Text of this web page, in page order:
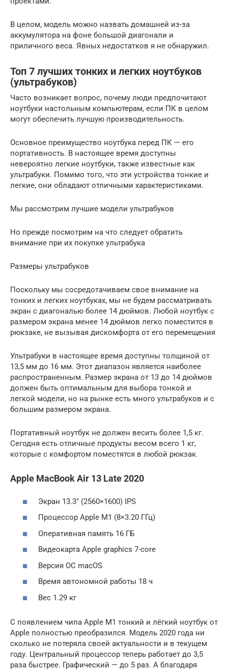
В целом, модель можно назвать домашней из-за
аккумулятора на фоне большой диагонали и
приличного веса. Явных недостатков я не обнаружил.
Топ 7 лучших тонких и легких ноутбуков
(ультрабуков)
Часто возникает вопрос, почему люди предпочитают
ноутбуки настольным компьютерам, если ПК в целом
могут обеспечить лучшую производительность.
Основное преимущество ноутбука перед ПК — его
портативность. В настоящее время доступны
невероятно легкие ноутбуки, также известные как
ультрабуки. Помимо того, что эти устройства тонкие и
легкие, они обладают отличными характеристиками.
Мы рассмотрим лучшие модели ультрабуков
Но прежде посмотрим на что следует обратить
внимание при их покупке ультрабука
Размеры ультрабуков
Поскольку мы сосредотачиваем свое внимание на
тонких и легких ноутбуках, мы не будем рассматривать
экран с диагональю более 14 дюймов. Любой ноутбук с
размером экрана менее 14 дюймов легко поместится в
рюкзаке, не вызывая дискомфорта от его перемещения
Ультрабуки в настоящее время доступны толщиной от
13,5 мм до 16 мм. Этот диапазон является наиболее
распространенным. Размер экрана от 13 до 14 дюймов
должен быть оптимальным для выбора тонкой и
легкой модели, но на рынке есть много ультрабуков и с
большим размером экрана.
Портативный ноутбук не должен весить более 1,5 кг.
Сегодня есть отличные продукты весом всего 1 кг,
которые с комфортом поместятся в любой рюкзак.
Apple MacBook Air 13 Late 2020
Экран 13.3″ (2560×1600) IPS
Процессор Apple M1 (8×3.20 ГГц)
Оперативная память 16 ГБ
Видеокарта Apple graphics 7-core
Версия ОС macOS
Время автономной работы 18 ч
Вес 1.29 кг
С появлением чипа Apple M1 тонкий и лёгкий ноутбук от
Apple полностью преобразился. Модель 2020 года ни
сколько не потеряла своей актуальности и в текущем
году. Центральный процессор теперь работает до 3,5
раза быстрее. Графический — до 5 раз. А благодаря